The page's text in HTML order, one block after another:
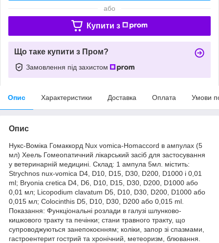
або
Купити з
Що таке купити з Пром?
Замовлення під захистом
Опис Характеристики Доставка Оплата Умови
Опис
Нукс-Воміка Гомаккорд Nux vomica-Homaccord в ампулах (5
мл) Хеель Гомеопатичний лікарський засіб для застосування
у ветеринарній медицині. Склад: 1 ампула 5мл. містить:
Strychnos nux-vomica D4, D10, D15, D30, D200, D1000 і 0,01
ml; Bryonia cretica D4, D6, D10, D15, D30, D200, D1000 або
0,01 мл; Licopodium clavatum D5, D10, D30, D200, D1000 або
0,015 мл; Colocinthis D5, D10, D30, D200 або 0,015 ml.
Показання: Функціональні розлади в галузі шлунково-
кишкового тракту та печінки; стани травного тракту, що
супроводжуються занепокоєнням; коліки, запор зі спазмами,
гастроентерит гострий та хронічний, метеоризм, блювання.